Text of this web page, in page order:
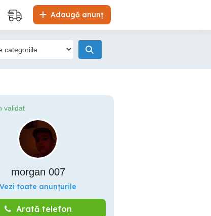
Adaugă anunț
validat
morgan 007
Vezi toate anunțurile
Arată telefon